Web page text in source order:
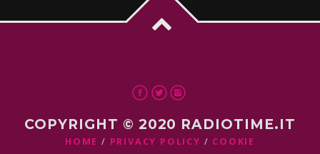
COPYRIGHT © 2020 RADIOTIME.IT
HOME PRIVACY POLICY COOKIE